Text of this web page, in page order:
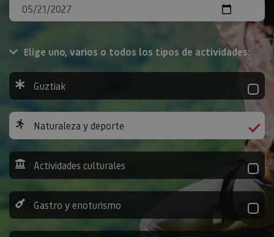
Elige uno, varios o todos los tipos de actividades:
Guztiak
Naturaleza y deporte
Actividades culturales
Gastro y enoturismo